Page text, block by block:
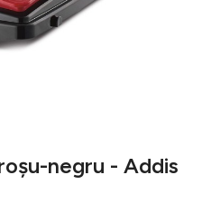
negru - Addis